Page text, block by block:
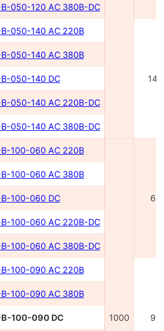
B-050-120 AC 380В-DC
B-050-140 AC 220В
B-050-140 AC 380В
050-140 DC
B-050-140 AC 220В-DC
B-050-140 AC 380В-DC
B-100-060 AC 220В
1000
B-100-060 AC 380В
100-060 DC
B-100-060 AC 220В-DC
B-100-060 AC 380В-DC
B-100-090 AC 220В
B-100-090 AC 380В
B-100-090 DC